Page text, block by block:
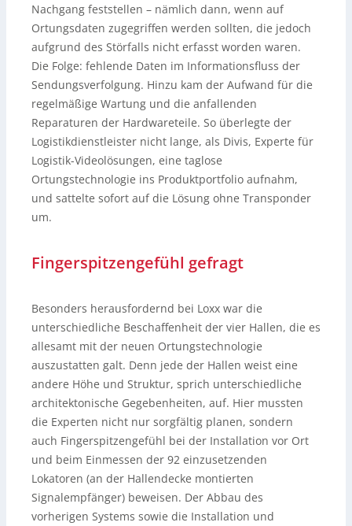
Nachgang feststellen – nämlich dann, wenn auf
Ortungsdaten zugegriffen werden sollten, die jedoch
aufgrund des Störfalls nicht erfasst worden waren.
Die Folge: fehlende Daten im Informationsfluss der
Sendungsverfolgung. Hinzu kam der Aufwand für die
regelmäßige Wartung und die anfallenden
Reparaturen der Hardwareteile. So überlegte der
Logistikdienstleister nicht lange, als Divis, Experte für
Logistik-Videolösungen, eine taglose
Ortungstechnologie ins Produktportfolio aufnahm,
und sattelte sofort auf die Lösung ohne Transponder
um.
Fingerspitzengefühl gefragt
Besonders herausfordernd bei Loxx war die
unterschiedliche Beschaffenheit der vier Hallen, die es
allesamt mit der neuen Ortungstechnologie
auszustatten galt. Denn jede der Hallen weist eine
andere Höhe und Struktur, sprich unterschiedliche
architektonische Gegebenheiten, auf. Hier mussten
die Experten nicht nur sorgfältig planen, sondern
auch Fingerspitzengefühl bei der Installation vor Ort
und beim Einmessen der 92 einzusetzenden
Lokatoren (an der Hallendecke montierten
Signalempfänger) beweisen. Der Abbau des
vorherigen Systems sowie die Installation und